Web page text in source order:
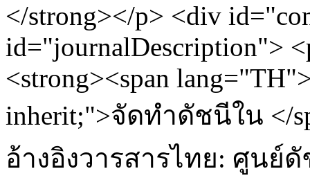
</strong></p> <div
id="journalDescription">
<strong><span
inherit;">จัดทำดัชนีใน </
อ้างอิงวารสารไทย: ศูนย์